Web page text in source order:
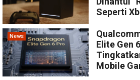
Seperti
News
Elite Gen
Mobile